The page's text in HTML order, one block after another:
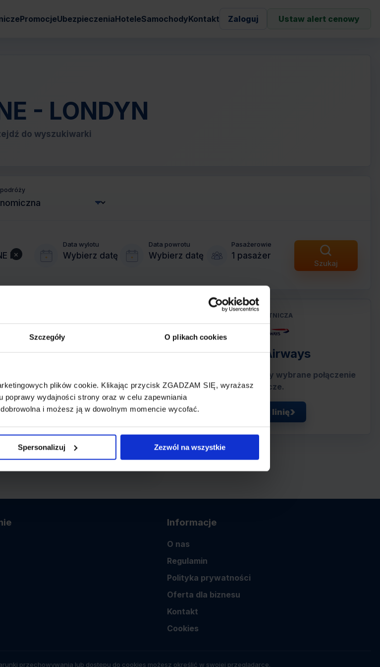
Szczegóły O plikach cookies
plików cookie. Klikając przycisk ZGADZAM SIĘ, wyrażasz
wydajności strony oraz w celu zapewniania
i możesz ją w dowolnym momencie wycofać.
Spersonalizuj Zezwól na wszystkie
PromocjeUbezpieczeniaHoteleSamochodyKontakt Zaloguj Ustaw alert cenowy
- LONDYN
do wyszukiwarki
podróży
×
Data wylotu
Wybierz datę
Data powrotu
Wybierz datę
Pasażerowie
1 pasażer
Szukaj
LINIA LOTNICZA
British Airways
Przewoźnik obsługujący wybrane połączenie
lotnicze.
Zobacz linię
Informacje
O nas
Regulamin
Polityka prywatności
Oferta dla biznesu
Kontakt
Cookies
przechowywania lub dostępu do cookies możesz określić w swojej przeglądarce.